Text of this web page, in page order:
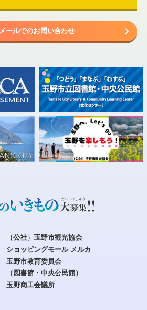
メールでのお問い合わせ
（公社）玉野市観光協会
ショッピングモール メルカ
玉野市教育委員会
（図書館・中央公民館）
玉野商工会議所